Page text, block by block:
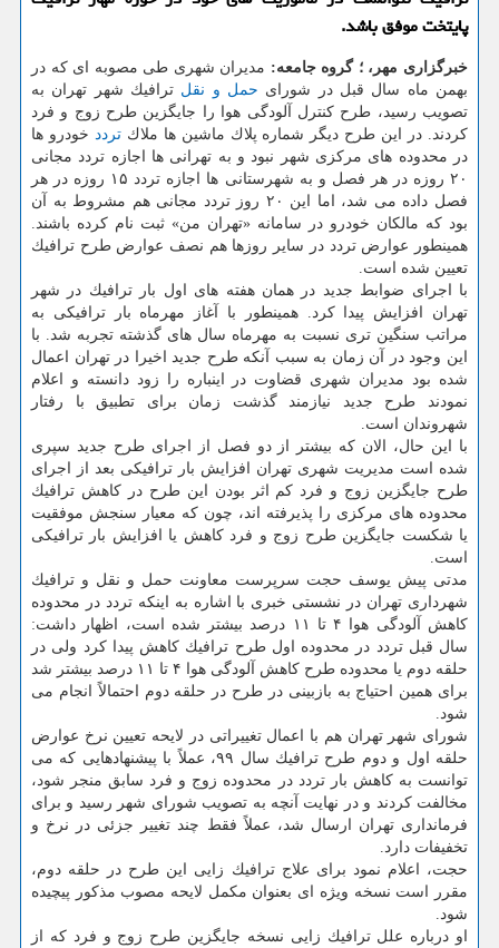
پایتخت موفق باشد.
خبرگزاری مهر، ؛ گروه جامعه: مدیران شهری طی مصوبه ای كه در
بهمن ماه سال قبل در شورای حمل و نقل ترافیك شهر تهران به
تصویب رسید، طرح كنترل آلودگی هوا را جایگزین طرح زوج و فرد
كردند. در این طرح دیگر شماره پلاك ماشین ها ملاكتردد خودرو ها
در محدوده های مركزی شهر نبود و به تهرانی ها اجازه تردد مجانی
۲۰ روزه در هر فصل و به شهرستانی ها اجازه تردد ۱۵ روزه در هر
فصل داده می شد، اما این ۲۰ روز تردد مجانی هم مشروط به آن
بود كه مالكان خودرو در سامانه «تهران من» ثبت نام كرده باشند.
همینطور عوارض تردد در سایر روزها هم نصف عوارض طرح ترافیك
تعیین شده است.
با اجرای ضوابط جدید در همان هفته های اول بار ترافیك در شهر
تهران افزایش پیدا كرد. همینطور با آغاز مهرماه بار ترافیكی به
مراتب سنگین تری نسبت به مهرماه سال های گذشته تجربه شد. با
این وجود در آن زمان به سبب آنكه طرح جدید اخیرا در تهران اعمال
شده بود مدیران شهری قضاوت در اینباره را زود دانسته و اعلام
نمودند طرح جدید نیازمند گذشت زمان برای تطبیق با رفتار
شهروندان است.
با این حال، الان كه بیشتر از دو فصل از اجرای طرح جدید سپری
شده است مدیریت شهری تهران افزایش بار ترافیكی بعد از اجرای
طرح جایگزین زوج و فرد كم اثر بودن این طرح در كاهش ترافیك
محدوده های مركزی را پذیرفته اند، چون كه معیار سنجش موفقیت
یا شكست جایگزین طرح زوج و فرد كاهش یا افزایش بار ترافیكی
است.
مدتی پیش یوسف حجت سرپرست معاونت حمل و نقل و ترافیك
شهرداری تهران در نشستی خبری با اشاره به اینكه تردد در محدوده
كاهش آلودگی هوا ۴ تا ۱۱ درصد بیشتر شده است، اظهار داشت:
سال قبل تردد در محدوده اول طرح ترافیك كاهش پیدا كرد ولی در
حلقه دوم یا محدوده طرح كاهش آلودگی هوا ۴ تا ۱۱ درصد بیشتر شد
برای همین احتیاج به بازبینی در طرح در حلقه دوم احتمالاً انجام می
شود.
شورای شهر تهران هم با اعمال تغییراتی در لایحه تعیین نرخ عوارض
حلقه اول و دوم طرح ترافیك سال ۹۹، عملاً با پیشنهادهایی كه می
توانست به كاهش بار تردد در محدوده زوج و فرد سابق منجر شود،
مخالفت كردند و در نهایت آنچه به تصویب شورای شهر رسید و برای
فرمانداری تهران ارسال شد، عملاً فقط چند تغییر جزئی در نرخ و
تخفیفات دارد.
حجت، اعلام نمود برای علاج ترافیك زایی این طرح در حلقه دوم،
مقرر است نسخه ویژه ای بعنوان مكمل لایحه مصوب مذكور پیچیده
شود.
او درباره علل ترافیك زایی نسخه جایگزین طرح زوج و فرد كه از